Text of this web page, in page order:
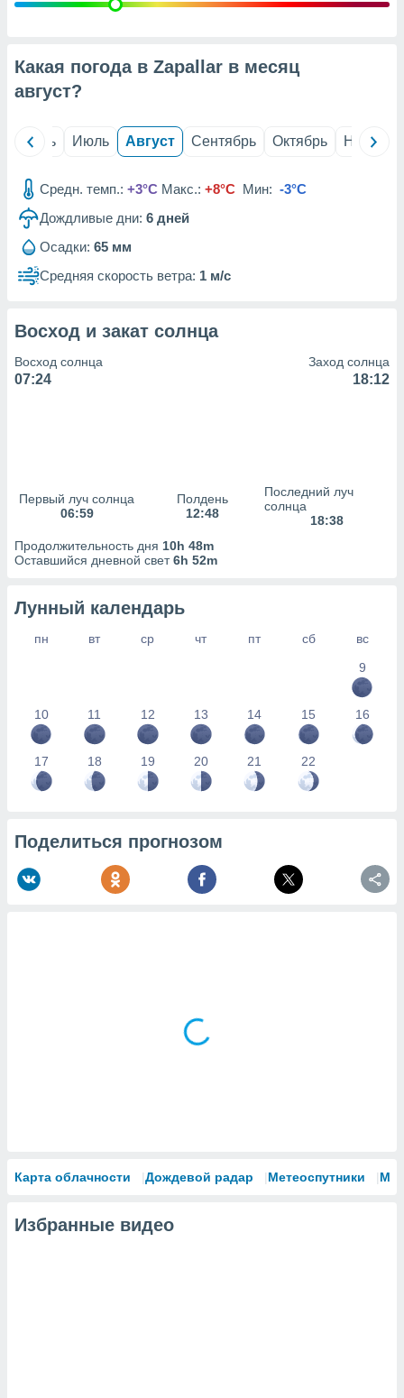
данных
рекламы
сведения
Какая погода в Zapallar в месяц
август?
Июнь Июль Август Сентябрь Октябрь Ноябрь
Средн. темп.: +3°C Макс.: +8°C Мин: -3°C
Дождливые дни: 6 дней
Осадки: 65 мм
Средняя скорость ветра: 1 м/с
Восход и закат солнца
Восход солнца
07:24
Заход солнца
18:12
Первый луч солнца
06:59
Полдень
12:48
Последний луч
солнца
18:38
Продолжительность дня 10h 48m
Оставшийся дневной свет6h 52m
Лунный календарь
пн вт ср чт пт сб
вс
9
10 11 12 13 14 15 16
17 18 19 20 21 22
Поделиться прогнозом
Карта облачности Дождевой радар Метеоспутники
Избранные видео